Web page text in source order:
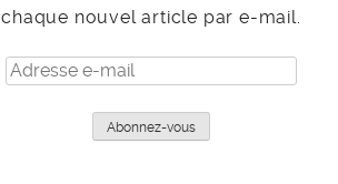
chaque nouvel article par e-mail.
Adresse
e-
Abonnez-vous